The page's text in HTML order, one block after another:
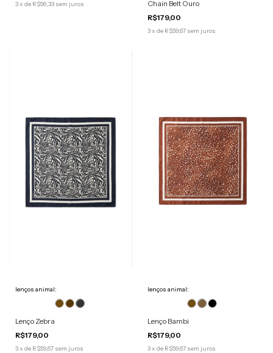
3x de R$56,33 sem juros
Chain Belt Ouro
R$179,00
3 x de R$59,67 sem juros
lenços animal:
Lenço Zebra
R$179,00
3x de R$59,67 sem juros
lenços animal:
Lenço Bambi
R$179,00
3x de R$59,67 sem juros